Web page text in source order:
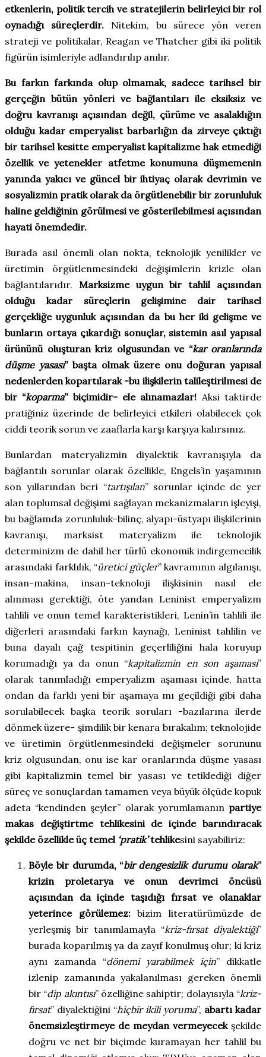
etkenlerin, politik tercih ve stratejilerin belirleyici bir rol
oynadığı süreçlerdir.Nitekim, bu sürece yön veren
strateji ve politikalar, Reagan ve Thatcher gibi iki politik
figürün isimleriyle adlandırılıp anılır.
Bu farkın farkında olup olmamak, sadece tarihsel bir
gerçeğin bütün yönleri ve bağlantıları ile eksiksiz ve
doğru kavranışı açısından değil, çürüme ve asalaklığın
olduğu kadar emperyalist barbarlığın da zirveye çıktığı
bir tarihsel kesitte emperyalist kapitalizme hak etmediği
özellik ve yetenekler atfetme konumuna düşmemenin
yanında yakıcı ve güncel bir ihtiyaç olarak devrimin ve
sosyalizmin pratik olarak da örgütlenebilir bir zorunluluk
haline geldiğinin görülmesi ve gösterilebilmesi açısından
hayati önemdedir.
Burada asıl önemli olan nokta, teknolojik yenilikler ve
üretimin örgütlenmesindeki değişimlerin krizle olan
bağlantılarıdır. Marksizme uygun bir tahlil açısından
olduğu kadar süreçlerin gelişimine dair tarihsel
gerçekliğe uygunluk açısından da bu her iki gelişme ve
bunların ortaya çıkardığı sonuçlar, sistemin asıl yapısal
ürününü oluşturan kriz olgusundan ve “kar oranlarında
düşme yasası” başta olmak üzere onu doğuran yapısal
nedenlerden kopartılarak -bu ilişkilerin talileştirilmesi de
bir “koparma” biçimidir- ele alınamazlar! Aksi taktirde
pratiğiniz üzerinde de belirleyici etkileri olabilecek çok
ciddi teorik sorun ve zaaflarla karşı karşıya kalırsınız.
Bunlardan materyalizmin diyalektik kavranışıyla da
bağlantılı sorunlar olarak özellikle, Engels’in yaşamının
son yıllarından beri “tartışılan” sorunlar içinde de yer
alan toplumsal değişimi sağlayan mekanizmaların işleyişi,
bu bağlamda zorunluluk-bilinç, alyapı-üstyapı ilişkilerinin
kavranışı, marksist materyalizm ile teknolojik
determinizm de dahil her türlü ekonomik indirgemecilik
arasındaki farklılık, “üretici güçler” kavramının algılanışı,
insan-makina, insan-teknoloji ilişkisinin nasıl ele
alınması gerektiği, öte yandan Leninist emperyalizm
tahlili ve onun temel karakteristikleri, Lenin’in tahlili ile
diğerleri arasındaki farkın kaynağı, Leninist tahlilin ve
buna dayalı çağ tespitinin geçerliliğini hala koruyup
korumadığı ya da onun “kapitalizmin en son aşaması”
olarak tanımladığı emperyalizm aşaması içinde, hatta
ondan da farklı yeni bir aşamaya mı geçildiği gibi daha
sorulabilecek başka teorik soruları -bazılarına ilerde
dönmek üzere- şimdilik bir kenara bırakalım; teknolojide
ve üretimin örgütlenmesindeki değişmeler sorununu
kriz olgusundan, onu ise kar oranlarında düşme yasası
gibi kapitalizmin temel bir yasası ve tetiklediği diğer
süreç ve sonuçlardan tamamen veya büyük ölçüde kopuk
adeta “kendinden şeyler” olarak yorumlamanın partiye
makas değiştirtme tehlikesini de içinde barındıracak
şekilde özellikle üç temel ‘pratik’tehlikesini sayabiliriz:
Böyle bir durumda, “bir dengesizlik durumu olarak”
krizin proletarya ve onun devrimci öncüsü
açısından da içinde taşıdığı fırsat ve olanaklar
yeterince görülemez: bizim literatürümüzde de
yerleşmiş bir tanımlamayla “kriz-fırsat diyalektiği”
burada koparılmış ya da zayıf konulmuş olur; ki kriz
aynı zamanda “dönemi yarabilmek için” dikkatle
izlenip zamanında yakalanılması gereken önemli
bir “dip akıntısı” özelliğine sahiptir; dolayısıyla “kriz-
fırsat” diyalektiğini “hiçbir ikili yoruma”, abartı kadar
önemsizleştirmeye de meydan vermeyecek şekilde
doğru ve net bir biçimde kuramayan her tahlil bu